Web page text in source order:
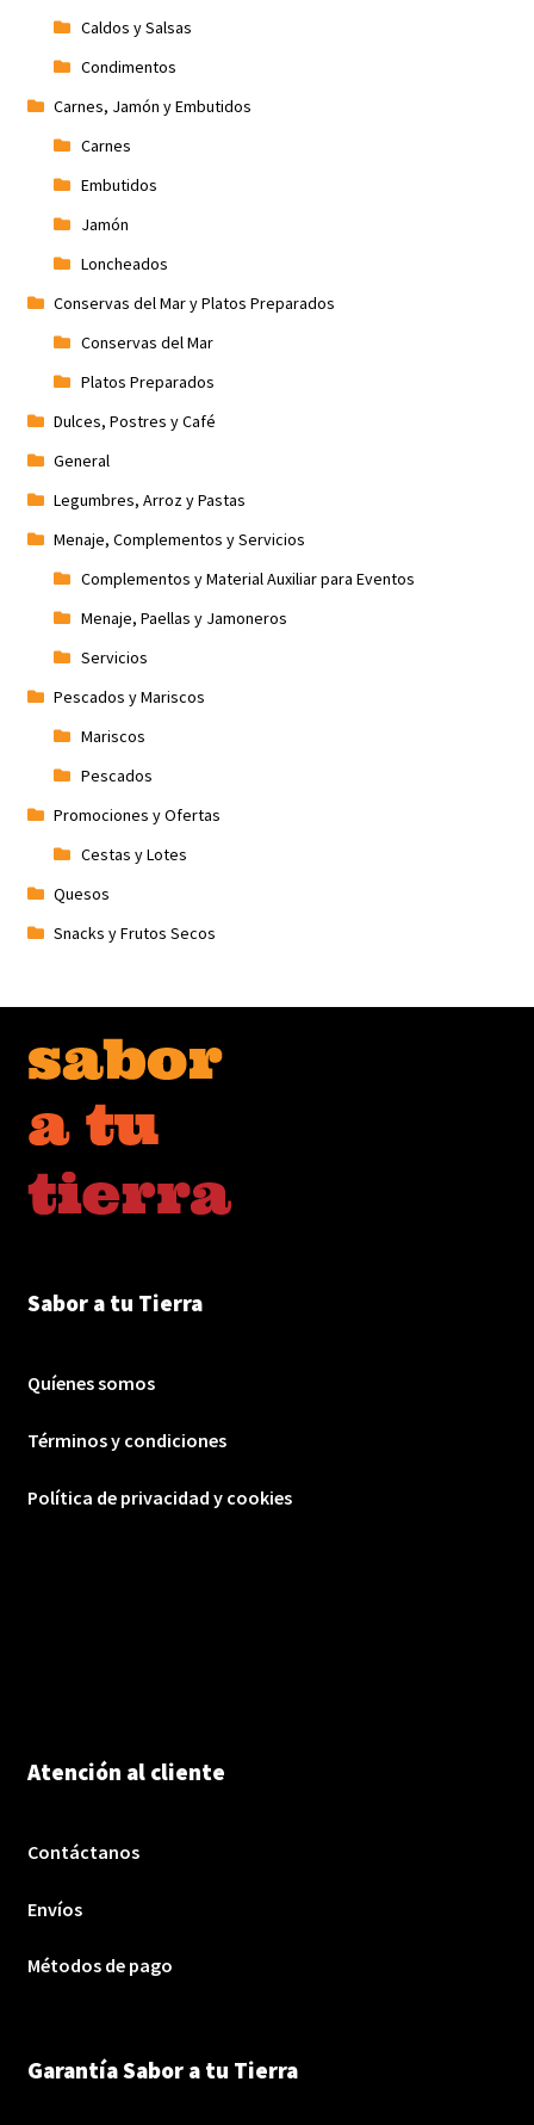
Caldos y Salsas
Condimentos
Carnes, Jamón y Embutidos
Carnes
Embutidos
Jamón
Loncheados
Conservas del Mar y Platos Preparados
Conservas del Mar
Platos Preparados
Dulces, Postres y Café
General
Legumbres, Arroz y Pastas
Menaje, Complementos y Servicios
Complementos y Material Auxiliar para Eventos
Menaje, Paellas y Jamoneros
Servicios
Pescados y Mariscos
Mariscos
Pescados
Promociones y Ofertas
Cestas y Lotes
Quesos
Snacks y Frutos Secos
Sabor a tu Tierra
Quíenes somos
Términos y condiciones
Política de privacidad y cookies
Atención al cliente
Contáctanos
Envíos
Métodos de pago
Garantía Sabor a tu Tierra